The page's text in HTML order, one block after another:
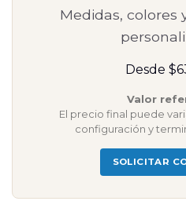
Medidas, colores
Desde
Valor
El precio final puede
configuración y
SOLICITAR